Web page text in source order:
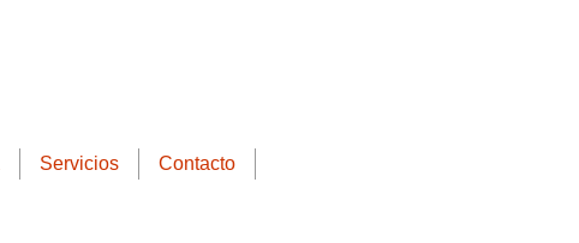
Servicios Contacto